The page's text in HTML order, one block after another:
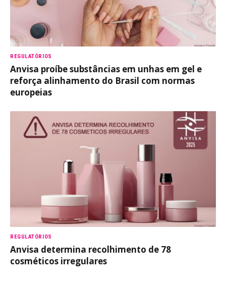
REGULATÓRIOS
Anvisa proíbe substâncias em unhas em gel e
reforça alinhamento do Brasil com normas
europeias
REGULATÓRIOS
Anvisa determina recolhimento de 78
cosméticos irregulares